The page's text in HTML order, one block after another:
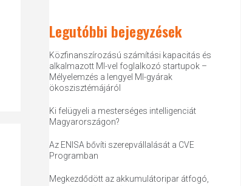
Legutóbbi bejegyzések
Közfinanszírozású számítási kapacitás és
alkalmazott MI-vel foglalkozó startupok –
Mélyelemzés a lengyel MI-gyárak
ökoszisztémájáról
Ki felügyeli a mesterséges intelligenciát
Magyarországon?
Az ENISA bővíti szerepvállalását a CVE
Programban
Megkezdődött az akkumulátoripar átfogó,